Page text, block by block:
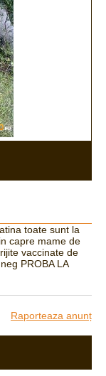
toate sunt la
capre mame de
vaccinate de
PROBA LA
Raporteaza anunț